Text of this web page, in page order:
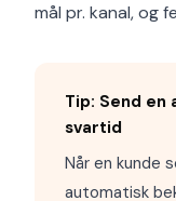
mål pr. kanal, og
Tip: Send
svartid
Når en kunde
automatisk